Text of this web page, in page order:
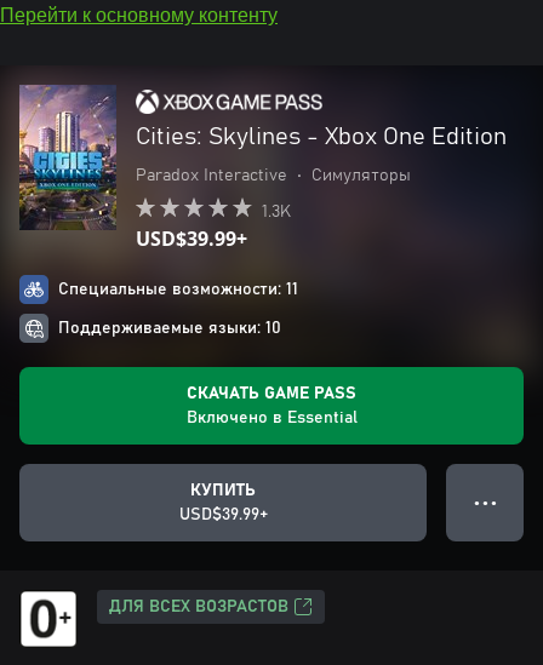
Перейти к основному контенту
Cities: Skylines - Xbox One Edition
Paradox Interactive • Симуляторы
1.3K
USD$39.99+
Специальные возможности: 11
Поддерживаемые языки: 10
СКАЧАТЬ GAME PASS
Включено в Essential
КУПИТЬ
USD$39.99+
● ● ●
ДЛЯ ВСЕХ ВОЗРАСТОВ